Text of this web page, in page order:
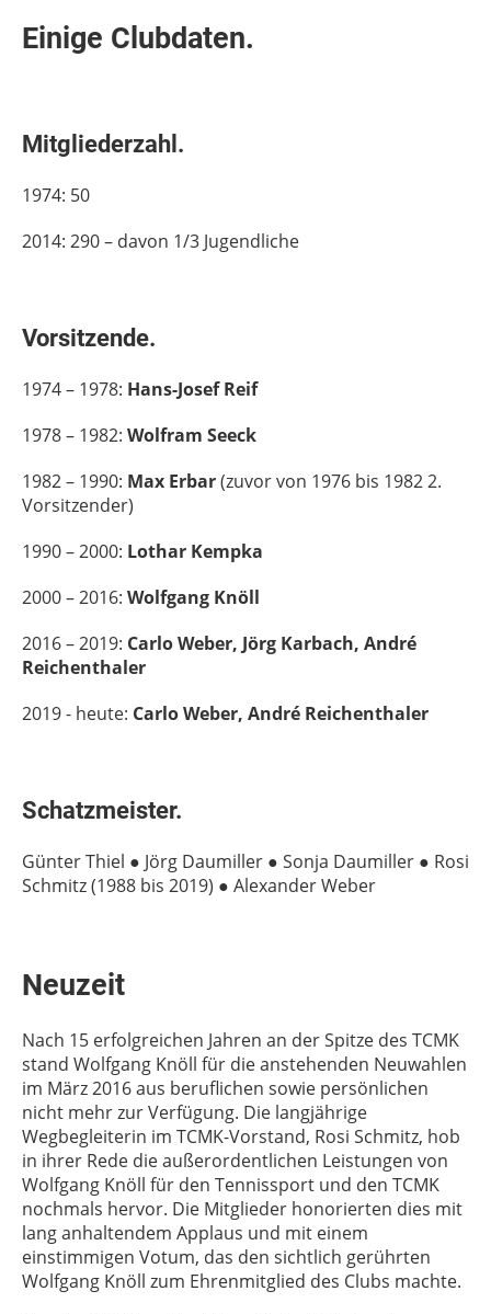
Einige Clubdaten.
Mitgliederzahl.
1974: 50
2014: 290 – davon 1/3 Jugendliche
Vorsitzende.
1974 – 1978: Hans-Josef Reif
1978 – 1982: Wolfram Seeck
1982 – 1990: Max Erbar(zuvor von 1976 bis 1982 2.
Vorsitzender)
1990 – 2000: Lothar Kempka
2000 – 2016: Wolfgang Knöll
2016 – 2019: Carlo Weber, Jörg Karbach, André
Reichenthaler
2019 - heute: Carlo Weber, André Reichenthaler
Schatzmeister.
Günter Thiel ● Jörg Daumiller ● Sonja Daumiller ● Rosi
Schmitz (1988 bis 2019) ● Alexander Weber
Neuzeit
Nach 15 erfolgreichen Jahren an der Spitze des TCMK
stand Wolfgang Knöll für die anstehenden Neuwahlen
im März 2016 aus beruflichen sowie persönlichen
nicht mehr zur Verfügung. Die langjährige
Wegbegleiterin im TCMK-Vorstand, Rosi Schmitz, hob
in ihrer Rede die außerordentlichen Leistungen von
Wolfgang Knöll für den Tennissport und den TCMK
nochmals hervor. Die Mitglieder honorierten dies mit
lang anhaltendem Applaus und mit einem
einstimmigen Votum, das den sichtlich gerührten
Wolfgang Knöll zum Ehrenmitglied des Clubs machte.